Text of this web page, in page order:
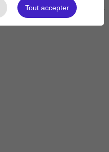
2 jours à 2 semaines
Tout accepter